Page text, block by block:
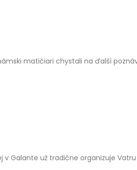
matičiari chystali na ďalší
už tradične organizuje Vatru